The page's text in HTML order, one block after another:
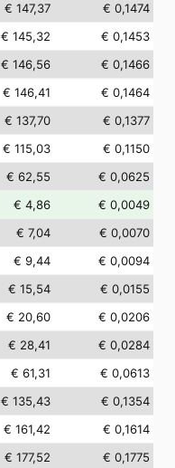
€ 147,37
€ 0,1474
€ 145,32
€ 0,1453
€ 146,56
€ 0,1466
€ 146,41
€ 0,1464
€ 137,70
€ 0,1377
€ 115,03
€ 0,1150
€ 62,55
€ 0,0625
€ 4,86
€ 0,0049
€ 7,04
€ 0,0070
€ 9,44
€ 0,0094
€ 15,54
€ 0,0155
€ 20,60
€ 0,0206
€ 28,41
€ 0,0284
€ 61,31
€ 0,0613
€ 135,43
€ 0,1354
€ 161,42
€ 0,1614
€ 177,52
€ 0,1775